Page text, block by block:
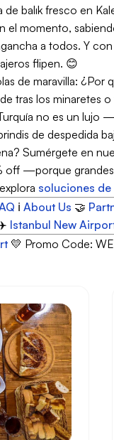
balık fresco en
el momento,
a todos. Y
flipen. 😊
de maravilla: ¿Por
tras los minaretes
no es un lujo
de despedida
Sumérgete en
off —porque grandes
soluciones
ℹ️ About Us 🤝
Istanbul New
💛 Promo Code: